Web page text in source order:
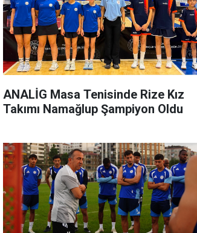
ANALİG Masa Tenisinde Rize Kız
Takımı Namağlup Şampiyon Oldu